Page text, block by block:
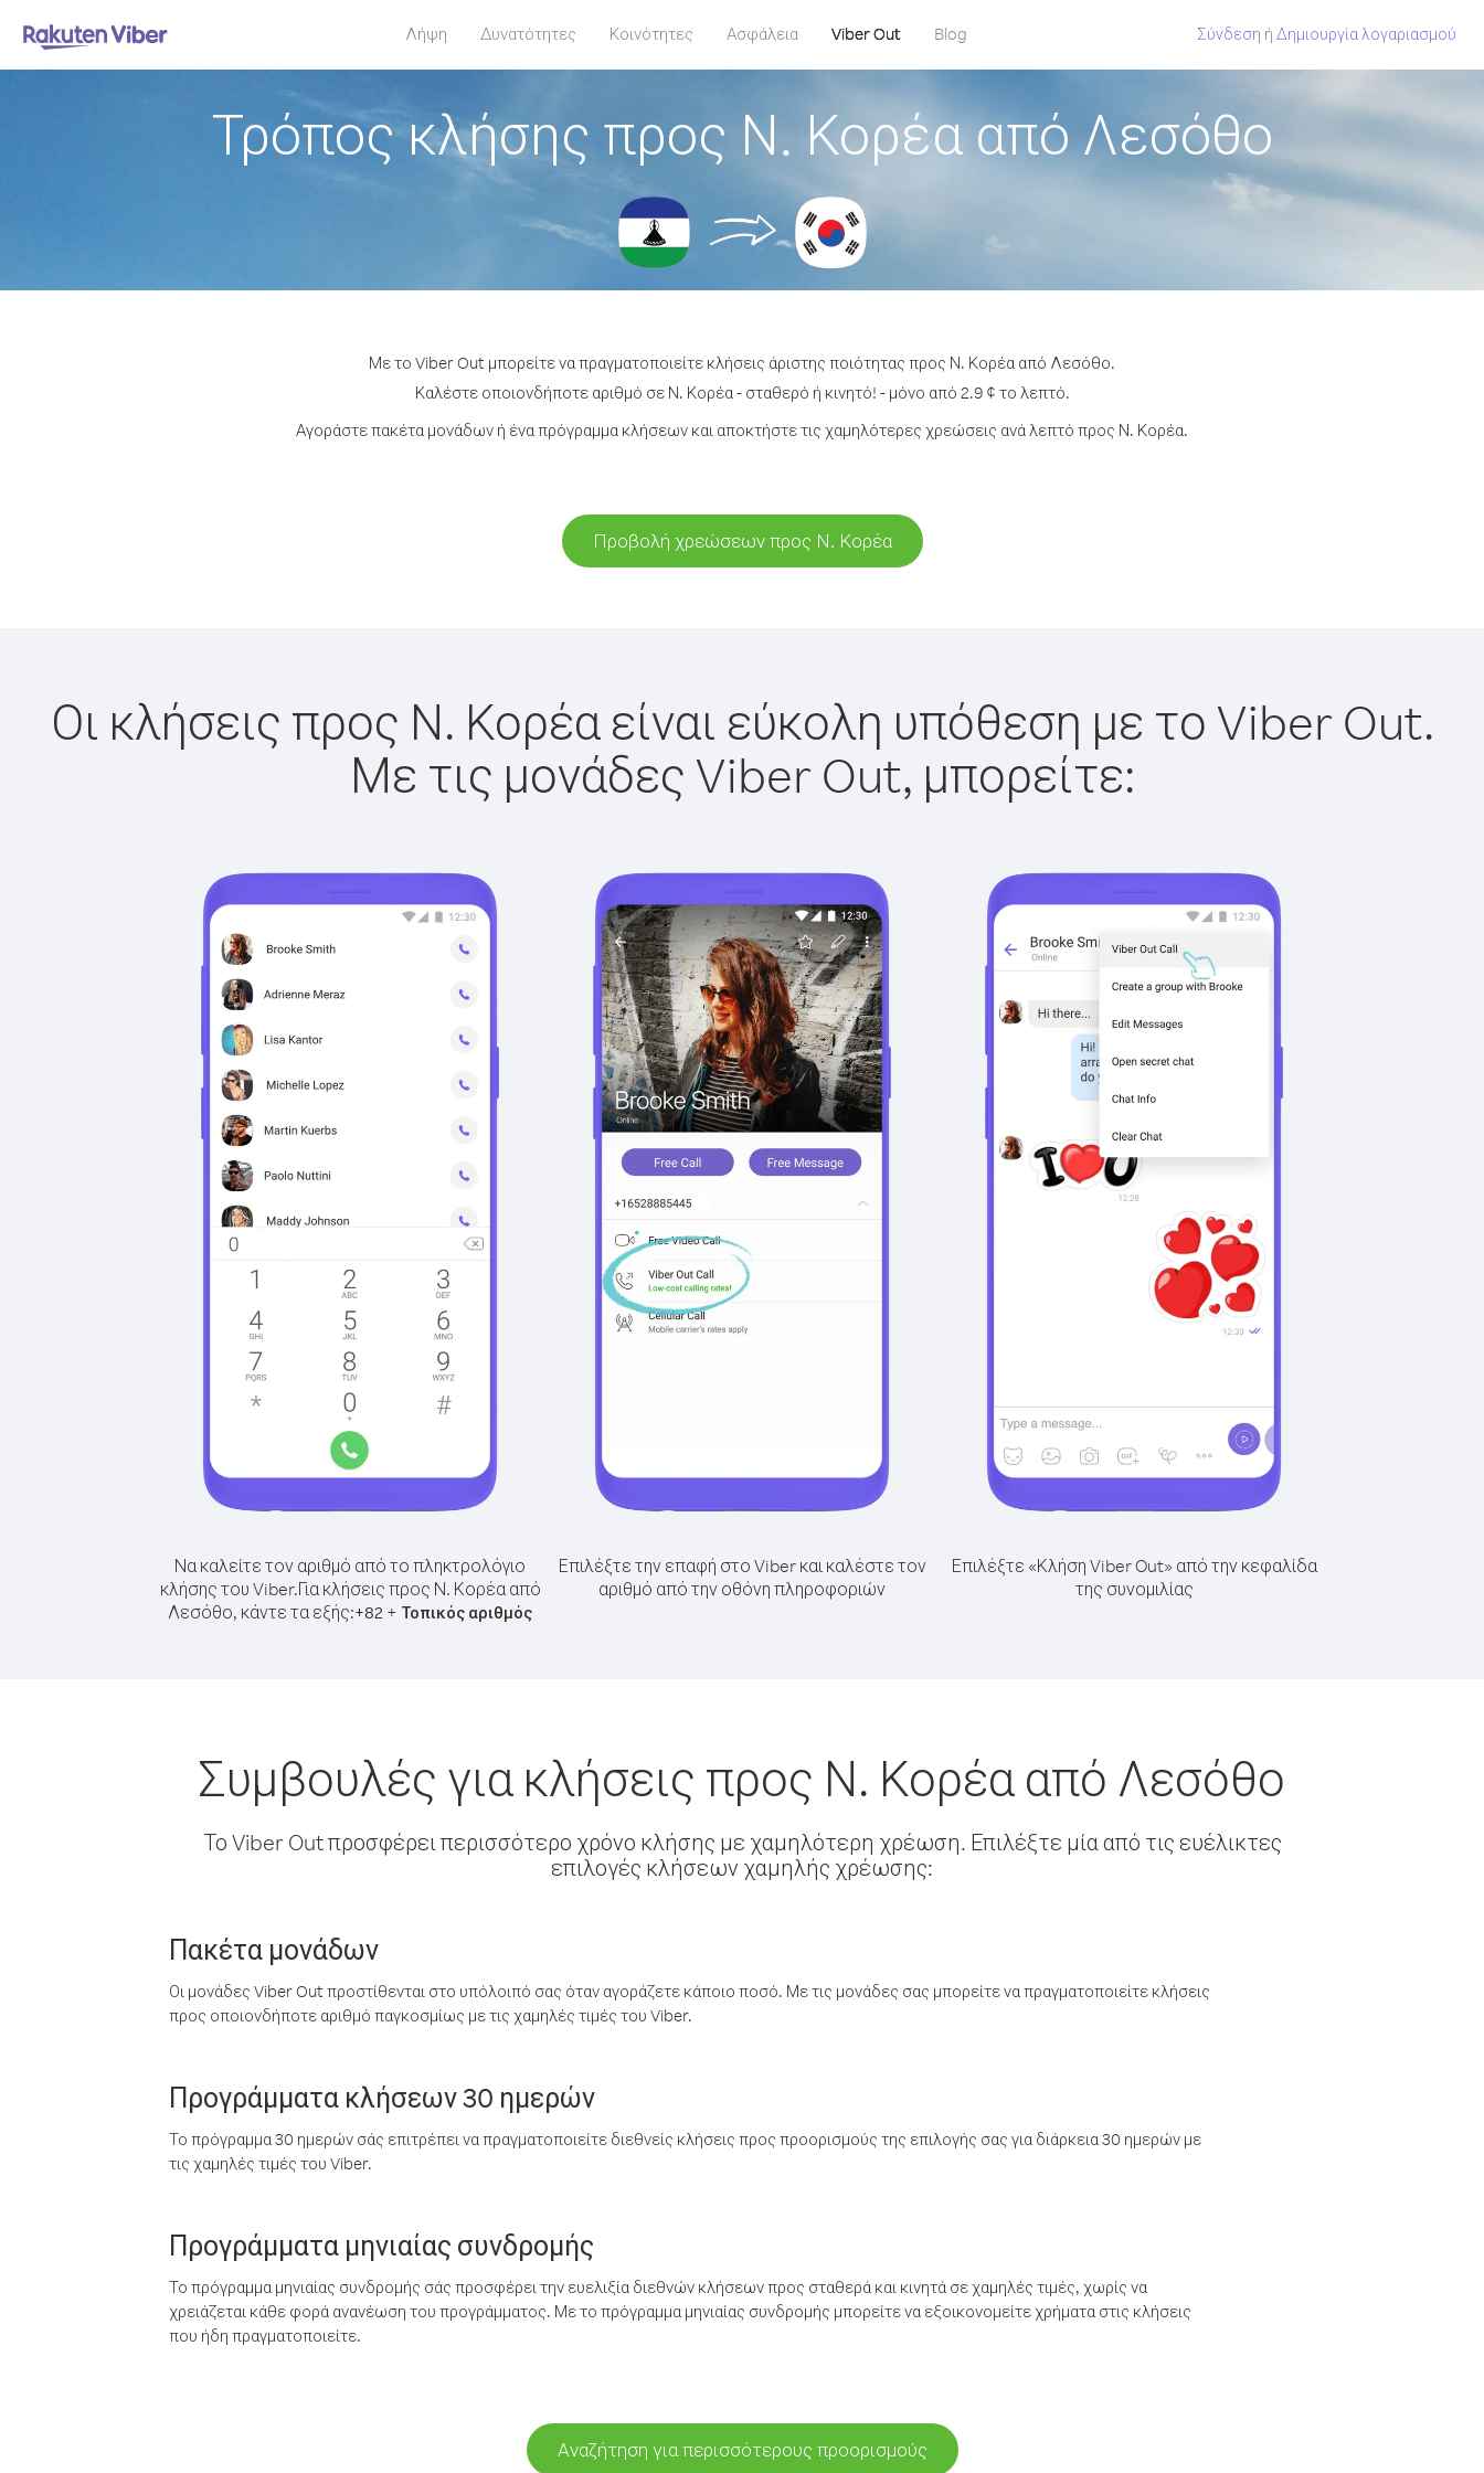
Λήψη Δυνατότητες Κοινότητες Ασφάλεια Viber Out Blog Σύνδεση ή Δημιουργία λογαριασμού
Τρόπος κλήσης προς Ν. Κορέα από Λεσόθο
Με το Viber Out μπορείτε να πραγματοποιείτε κλήσεις άριστης ποιότητας προς Ν. Κορέα από Λεσόθο.
Καλέστε οποιονδήποτε αριθμό σε Ν. Κορέα - σταθερό ή κινητό! - μόνο από 2.9 ¢ το λεπτό.
Αγοράστε πακέτα μονάδων ή ένα πρόγραμμα κλήσεων και αποκτήστε τις χαμηλότερες χρεώσεις ανά λεπτό προς Ν. Κορέα.
Προβολή χρεώσεων προς Ν. Κορέα
Οι κλήσεις προς Ν. Κορέα είναι εύκολη υπόθεση με το Viber Out.
Με τις μονάδες Viber Out, μπορείτε:
Να καλείτε τον αριθμό από το πληκτρολόγιο
κλήσης του Viber.Για κλήσεις προς Ν. Κορέα από
Λεσόθο, κάντε τα εξής:+82 + Τοπικός αριθμός
Επιλέξτε την επαφή στο Viber και καλέστε τον
αριθμό από την οθόνη πληροφοριών
Επιλέξτε «Κλήση Viber Out» από την κεφαλίδα
της συνομιλίας
Συμβουλές για κλήσεις προς Ν. Κορέα από Λεσόθο
Το Viber Out προσφέρει περισσότερο χρόνο κλήσης με χαμηλότερη χρέωση. Επιλέξτε μία από τις ευέλικτες
επιλογές κλήσεων χαμηλής χρέωσης:
Πακέτα μονάδων
Οι μονάδες Viber Out προστίθενται στο υπόλοιπό σας όταν αγοράζετε κάποιο ποσό. Με τις μονάδες σας μπορείτε να πραγματοποιείτε κλήσεις
προς οποιονδήποτε αριθμό παγκοσμίως με τις χαμηλές τιμές του Viber.
Προγράμματα κλήσεων 30 ημερών
Το πρόγραμμα 30 ημερών σάς επιτρέπει να πραγματοποιείτε διεθνείς κλήσεις προς προορισμούς της επιλογής σας για διάρκεια 30 ημερών με
τις χαμηλές τιμές του Viber.
Προγράμματα μηνιαίας συνδρομής
Το πρόγραμμα μηνιαίας συνδρομής σάς προσφέρει την ευελιξία διεθνών κλήσεων προς σταθερά και κινητά σε χαμηλές τιμές, χωρίς να
χρειάζεται κάθε φορά ανανέωση του προγράμματος. Με το πρόγραμμα μηνιαίας συνδρομής μπορείτε να εξοικονομείτε χρήματα στις κλήσεις
που ήδη πραγματοποιείτε.
Αναζήτηση για περισσότερους προορισμούς